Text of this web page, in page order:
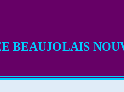
BEAUJOLAIS